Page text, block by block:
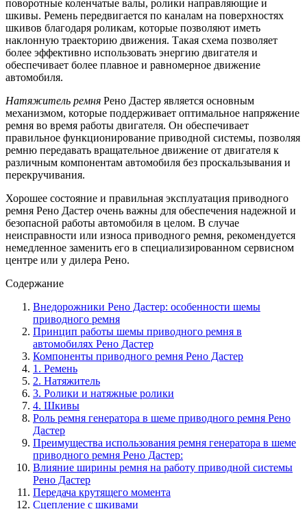
поворотные коленчатые валы, ролики направляющие и
шкивы. Ремень передвигается по каналам на поверхностях
шкивов благодаря роликам, которые позволяют иметь
наклонную траекторию движения. Такая схема позволяет
более эффективно использовать энергию двигателя и
обеспечивает более плавное и равномерное движение
автомобиля.
Натяжитель ремня Рено Дастер является основным
механизмом, которые поддерживает оптимальное напряжение
ремня во время работы двигателя. Он обеспечивает
правильное функционирование приводной системы, позволяя
ремню передавать вращательное движение от двигателя к
различным компонентам автомобиля без проскальзывания и
перекручивания.
Хорошее состояние и правильная эксплуатация приводного
ремня Рено Дастер очень важны для обеспечения надежной и
безопасной работы автомобиля в целом. В случае
неисправности или износа приводного ремня, рекомендуется
немедленное заменить его в специализированном сервисном
центре или у дилера Рено.
Содержание
Внедорожники Рено Дастер: особенности шемы
приводного ремня
Принцип работы шемы приводного ремня в
автомобилях Рено Дастер
Компоненты приводного ремня Рено Дастер
1. Ремень
2. Натяжитель
3. Ролики и натяжные ролики
4. Шкивы
Роль ремня генератора в шеме приводного ремня Рено
Дастер
Преимущества использования ремня генератора в шеме
приводного ремня Рено Дастер:
Влияние ширины ремня на работу приводной системы
Рено Дастер
Передача крутящего момента
Сцепление с шкивами